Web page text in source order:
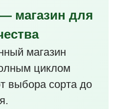
магазин для
магазин
циклом
выбора сорта до